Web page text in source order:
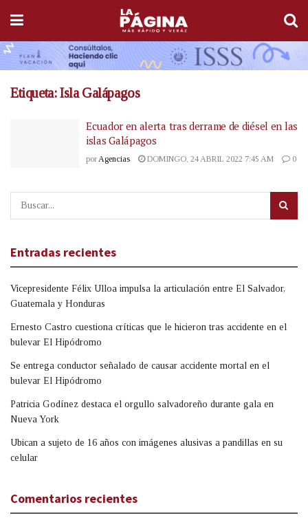
Etiqueta:Isla Galápagos
Ecuador en alerta tras derrame de diésel en las
islas Galápagos
por Agencias DOMINGO, 24 ABRIL 2022 7:45 AM 0
Entradas recientes
Vicepresidente Félix Ulloa impulsa la articulación entre El Salvador,
Guatemala y Honduras
Ernesto Castro cuestiona críticas que le hicieron tras accidente en el
bulevar El Hipódromo
Se entrega conductor señalado de causar accidente mortal en el
bulevar El Hipódromo
Patricia Godínez destaca el orgullo salvadoreño durante gala en
Nueva York
Ubican a sujeto de 16 años con imágenes alusivas a pandillas en su
celular
Comentarios recientes